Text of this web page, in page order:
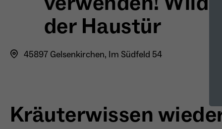
der Haustür
45897 Gelsenkirchen, Im Südfeld 54
Kräuterwissen